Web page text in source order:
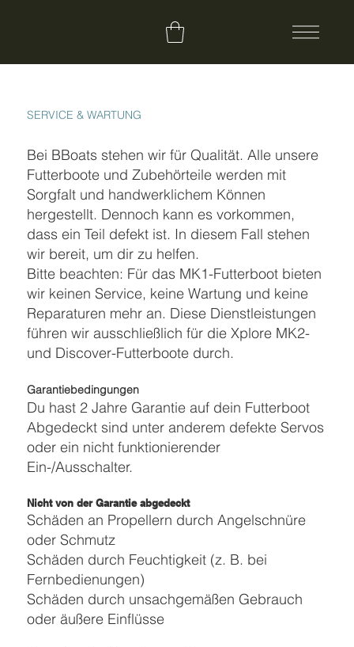
SERVICE & WARTUNG
Bei BBoats stehen wir für Qualität. Alle unsere
Futterboote und Zubehörteile werden mit
Sorgfalt und handwerklichem Können
hergestellt. Dennoch kann es vorkommen,
dass ein Teil defekt ist. In diesem Fall stehen
wir bereit, um dir zu helfen.
Bitte beachten: Für das MK1-Futterboot bieten
wir keinen Service, keine Wartung und keine
Reparaturen mehr an. Diese Dienstleistungen
führen wir ausschließlich für die Xplore MK2-
und Discover-Futterboote durch.
Garantiebedingungen
Du hast 2 Jahre Garantie auf dein Futterboot
Abgedeckt sind unter anderem defekte Servos
oder ein nicht funktionierender
Ein-/Ausschalter.
Nicht von der Garantie abgedeckt
Schäden an Propellern durch Angelschnüre
oder Schmutz
Schäden durch Feuchtigkeit (z. B. bei
Fernbedienungen)
Schäden durch unsachgemäßen Gebrauch
oder äußere Einflüsse